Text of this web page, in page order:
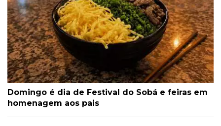
Domingo é dia de Festival do Sobá e feiras em
homenagem aos pais